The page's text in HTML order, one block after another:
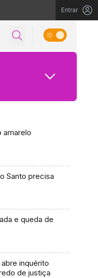
Entrar
amarelo
Santo precisa
e queda de
inquérito
de justiça